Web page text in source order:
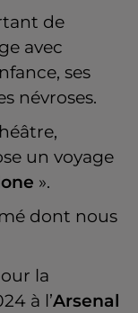
de
avec
ses
névroses.
un voyage
».
dont nous
la
à l’Arsenal